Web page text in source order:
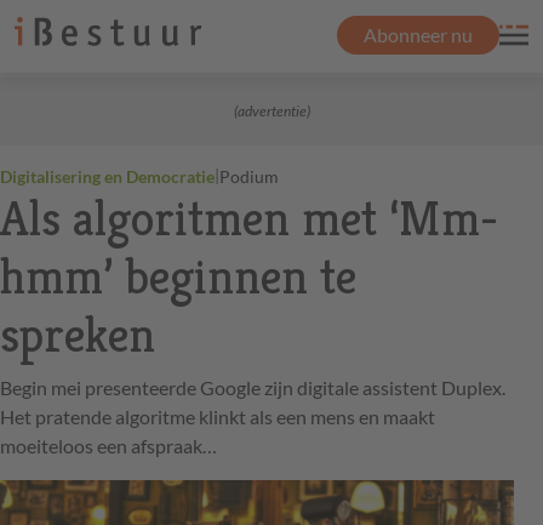
Abonneer nu
(advertentie)
Digitalisering en Democratie|Podium
Als algoritmen met ‘Mm-
hmm’ beginnen te
spreken
Begin mei presenteerde Google zijn digitale assistent Duplex.
Het pratende algoritme klinkt als een mens en maakt
moeiteloos een afspraak…